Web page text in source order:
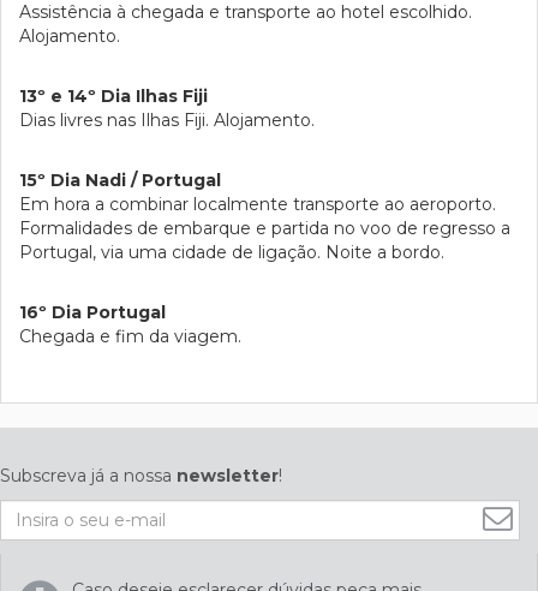
Assistência à chegada e transporte ao hotel escolhido.
Alojamento.
13º e 14º Dia Ilhas Fiji
Dias livres nas Ilhas Fiji. Alojamento.
15º Dia Nadi / Portugal
Em hora a combinar localmente transporte ao aeroporto.
Formalidades de embarque e partida no voo de regresso a
Portugal, via uma cidade de ligação. Noite a bordo.
16º Dia Portugal
Chegada e fim da viagem.
Subscreva já a nossa newsletter!